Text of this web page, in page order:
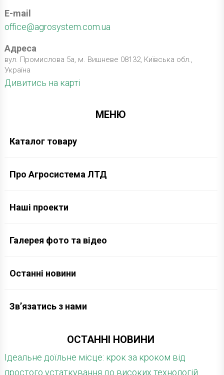
E-mail
office@agrosystem.com.ua
Адреса
вул. Промислова 5а, м. Вишневе 08132, Київська обл.,
Україна
Дивитись на карті
МЕНЮ
Каталог товару
Про Агросистема ЛТД
Наші проекти
Галерея фото та відео
Останні новини
Зв’язатись з нами
ОСТАННІ НОВИНИ
Ідеальне доїльне місце: крок за кроком від
простого устаткування до високих технологій